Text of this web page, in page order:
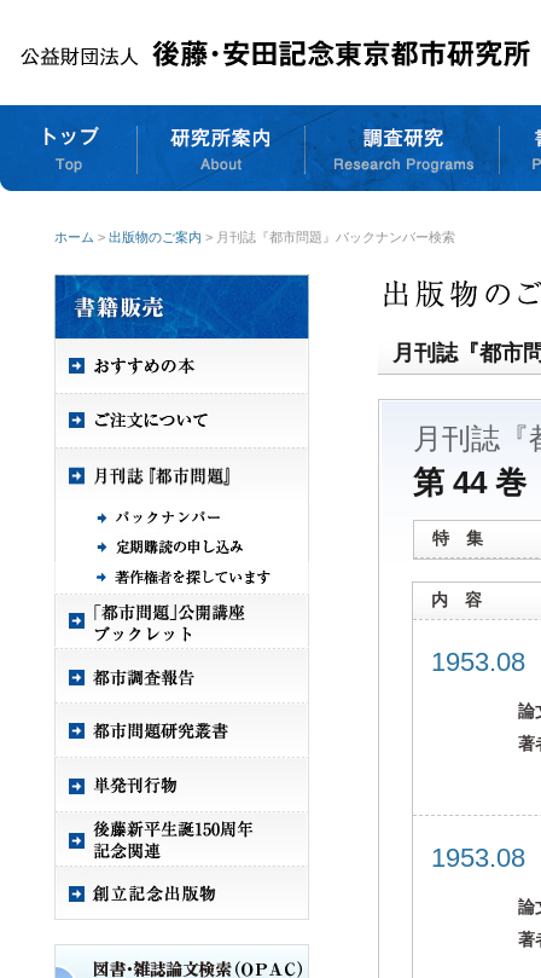
ホーム > 出版物のご案内 > 月刊誌『都市問題』バックナンバー検索
月刊誌『都市
月刊誌『
第 44
特 集
内 容
論
著
論
著